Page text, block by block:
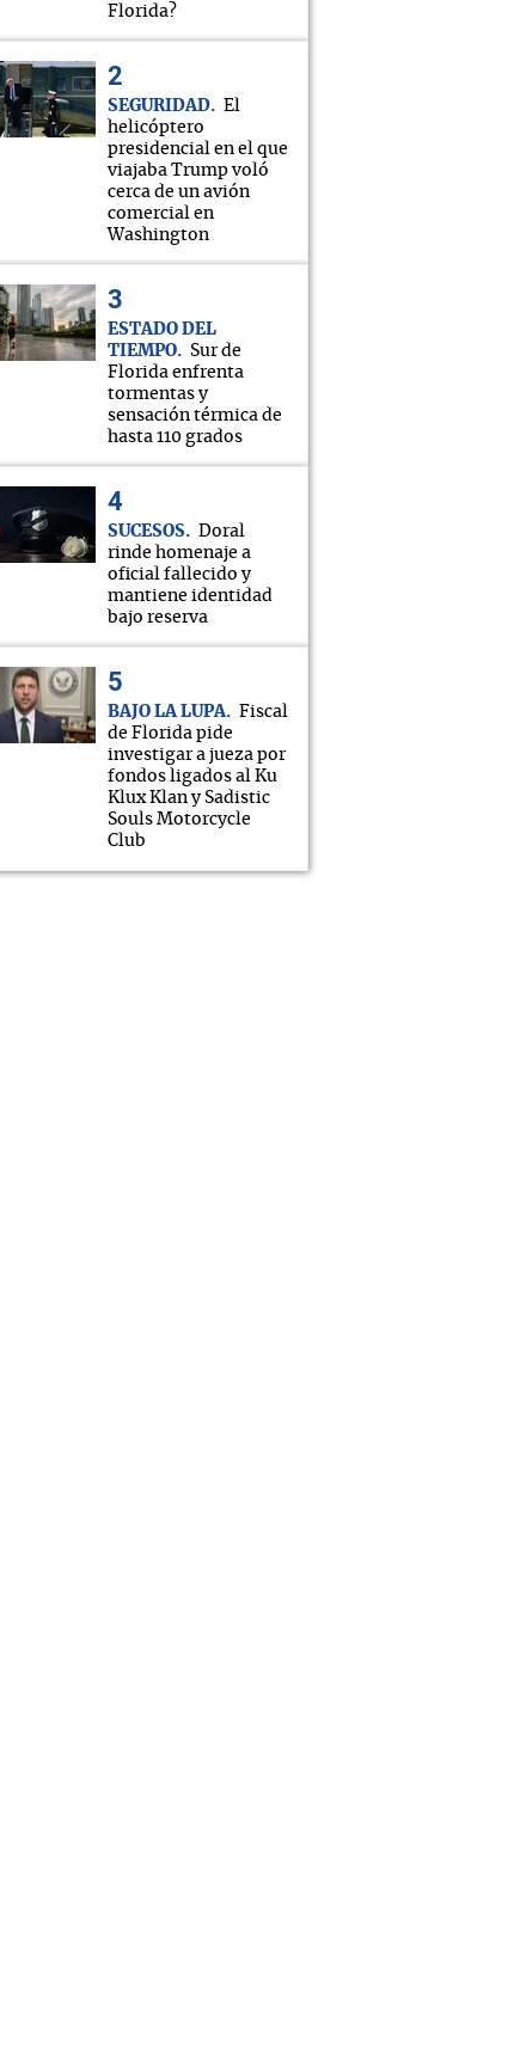
Florida?
SEGURIDAD
El
helicóptero
presidencial en el que
viajaba Trump voló
cerca de un avión
comercial en
Washington
ESTADO DEL
TIEMPO
Sur de
Florida enfrenta
tormentas y
sensación térmica de
hasta 110 grados
SUCESOS
Doral
rinde homenaje a
oficial fallecido y
mantiene identidad
bajo reserva
BAJO LA LUPA
Fiscal
de Florida pide
investigar a jueza por
fondos ligados al Ku
Klux Klan y Sadistic
Souls Motorcycle
Club